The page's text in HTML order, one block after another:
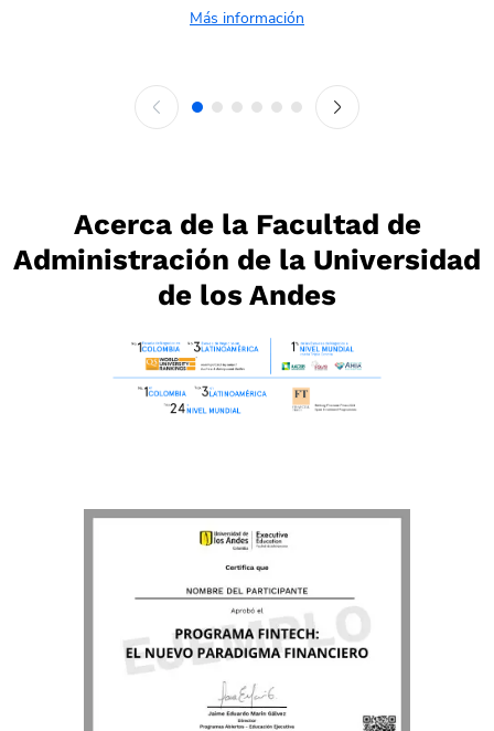
Más información
Acerca de la Facultad de
Administración de la Universidad
de los Andes